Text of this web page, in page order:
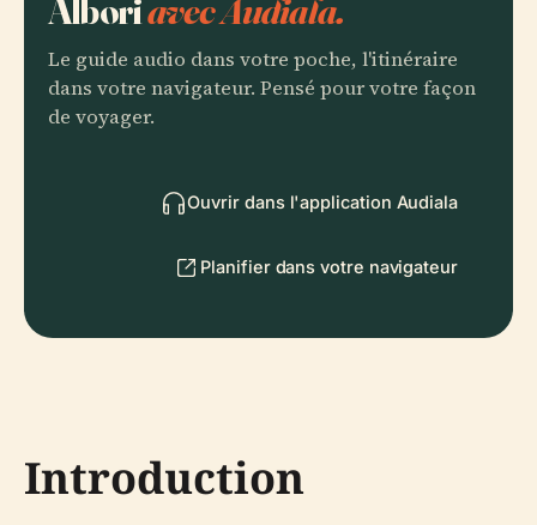
Alboriavec Audiala.
Le guide audio dans votre poche, l'itinéraire
dans votre navigateur. Pensé pour votre façon
de voyager.
Ouvrir dans l'application Audiala
Planifier dans votre navigateur
Introduction